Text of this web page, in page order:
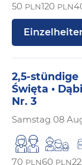
50 PLN120 PLN
2,5-stündige
Święta •
Nr. 3
Samstag 08
70 PLN60 PLN